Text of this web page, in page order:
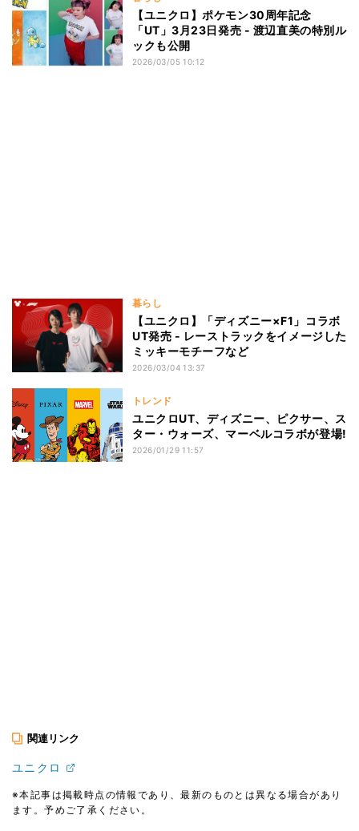
【ユニクロ】ポケモン30周年記念
「UT」3月23日発売 - 渡辺直美の特別ル
ックも公開
2026/03/05 10:12
暮らし
【ユニクロ】「ディズニー×F1」コラボ
UT発売 - レーストラックをイメージした
ミッキーモチーフなど
2026/03/04 13:37
トレンド
ユニクロUT、ディズニー、ピクサー、ス
ター・ウォーズ、マーベルコラボが登場!
2026/01/29 11:57
関連リンク
ユニクロ
※本記事は掲載時点の情報であり、最新のものとは異なる場合があり
ます。予めご了承ください。